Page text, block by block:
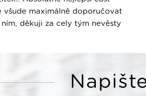
všude maximálně doporučovat
děkuji za cely tým nevěsty